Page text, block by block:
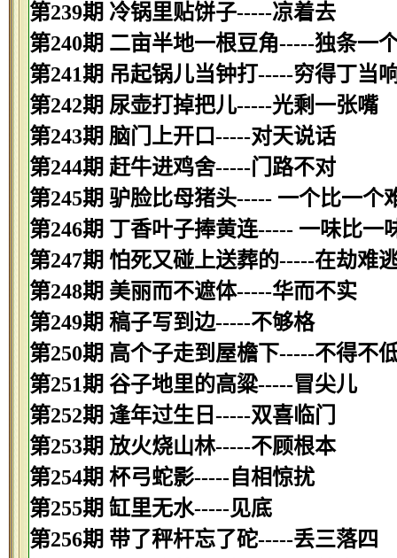
第239期 冷锅里贴饼子-----凉着去
第240期 二亩半地一根豆角-----独条一
第241期 吊起锅儿当钟打-----穷得丁当
第242期 尿壶打掉把儿-----光剩一张嘴
第243期 脑门上开口-----对天说话
第244期 赶牛进鸡舍-----门路不对
第245期 驴脸比母猪头----- 一个比一个
第246期 丁香叶子捧黄连----- 一味比一
第247期 怕死又碰上送葬的-----在劫难
第248期 美丽而不遮体-----华而不实
第249期 稿子写到边-----不够格
第250期 高个子走到屋檐下-----不得不
第251期 谷子地里的高粱-----冒尖儿
第252期 逢年过生日-----双喜临门
第253期 放火烧山林-----不顾根本
第254期 杯弓蛇影-----自相惊扰
第255期 缸里无水-----见底
第256期 带了秤杆忘了砣-----丢三落四